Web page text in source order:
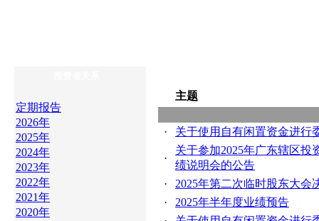
定期报告
2026年
2025年
2024年
2023年
2022年
2021年
2020年
主题
· 关于使用自有闲置资金进行
·
关于参加2025年广东辖区投
绩说明会的公告
·
2025年第二次临时股东大会
·
2025年半年度业绩预告